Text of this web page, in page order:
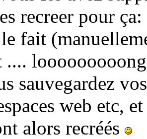
recreer pour ça:
fait
....
sauvegardez
web etc,
alors recréés